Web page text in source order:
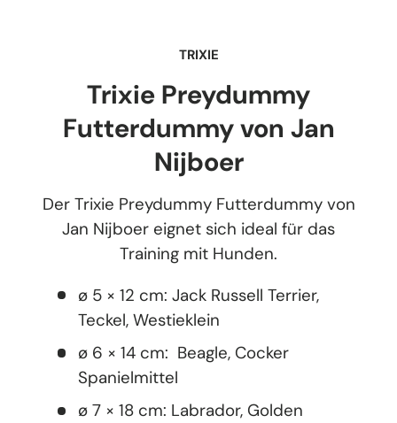
TRIXIE
Trixie Preydummy
Futterdummy von Jan
Nijboer
Der Trixie Preydummy Futterdummy von
Jan Nijboer eignet sich ideal für das
Training mit Hunden.
ø 5 × 12 cm: Jack Russell Terrier,
Teckel, Westieklein
ø 6 × 14 cm: Beagle, Cocker
Spanielmittel
ø 7 × 18 cm: Labrador, Golden